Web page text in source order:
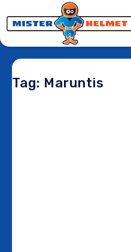
Tag: Maruntis